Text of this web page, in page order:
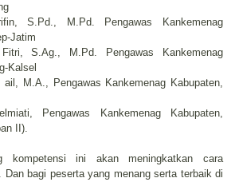
S.Pd., M.Pd. Pengawas Kankemenag
Jatim
S.Ag., M.Pd. Pengawas Kankemenag
Kalsel
M.A., Pengawas Kankemenag Kabupaten,
Pengawas Kankemenag Kabupaten,
II).
kompetensi ini akan meningkatkan cara
Dan bagi peserta yang menang serta terbaik di